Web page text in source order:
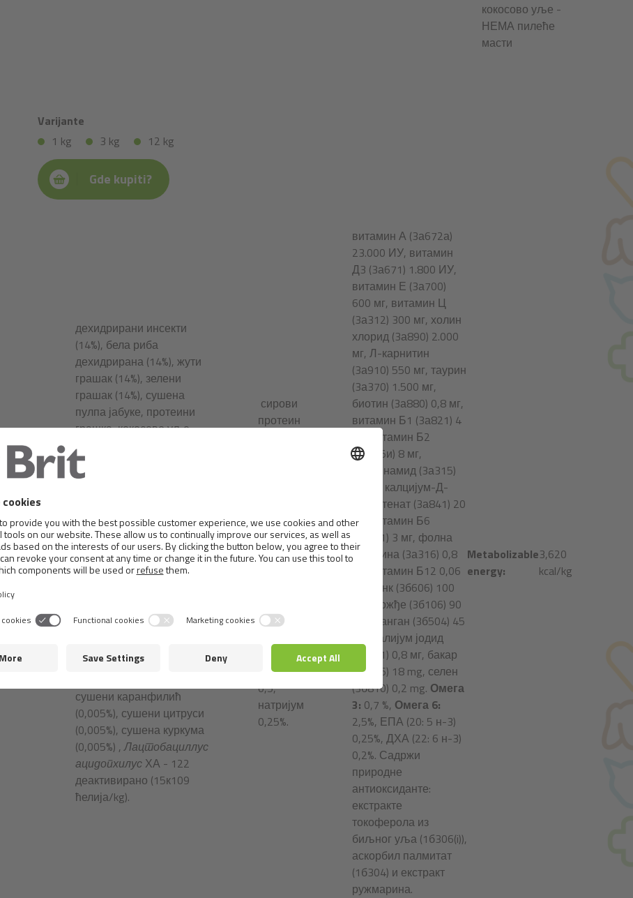
кокосово уље -
НЕМА пилеће
масти
Varijante
1 kg
3 kg 12 kg
Gde kupiti?
Sastav:
дехидрирани инсекти
(14%), бела риба
дехидрирана (14%), жути
грашак (14%), зелени
грашак (14%), сушена
пулпа јабуке, протеини
грашка, кокосово уље
(8%), протеини беле рибе
хидролизовани (4% ),
пивски квасац, уље
глукозамин (0,02%),
хондроитин сулфат
(0,015%), фрукто-
олигосахариди (0,012%),
(0,012%) ), Мојаве иуцца
(0,01%), инулин (0,009%),
(0,005%), сушени
сушени каранфилић
(0,005%), сушени цитруси
(0,005%), сушена куркума
(0,005%) ,Лацтобациллус
ацидопхилусХА - 122
деактивирано (15к109
ћелија/kg).
Analitički
сирови
протеин
10,0%,
сирови
пепео
3,2%,
фосфор
0,5,
натријум
0,25%.
Nutritivni
витамин А (3а672а)
23.000 ИУ, витамин
Д3 (3а671) 1.800 ИУ,
витамин Е (3а700)
600 мг, витамин Ц
(3а312) 300 мг, холин
хлорид (3а890) 2.000
мг, Л-карнитин
(3а910) 550 мг, таурин
(3а370) 1.500 мг,
биотин (3а880) 0,8 мг,
витамин Б1 (3а821) 4
мг, витамин Б2
(3а825и) 8 мг,
ниацинамид (3а315)
25 мг, калцијум-Д-
пантотенат (3а841) 20
мг, витамин Б6
(3а831) 3 мг, фолна
киселина (3а316) 0,8
мг, витамин Б12 0,06
мг, цинк (3б606) 100
мг, гвожђе (3б106) 90
mg, манган (3б504) 45
mg, калијум јодид
(3б201) 0,8 мг, бакар
(3б406) 18 mg, селен
(3б810) 0,2 mg. Омега
3: 0,7 %, Омега 6:
2,5%, ЕПА (20: 5 н-3)
0,25%, ДХА (22: 6 н-3)
0,2%. Садржи
природне
антиоксиданте:
екстракте
токоферола из
биљног уља (1б306(i)),
аскорбил палмитат
(1б304) и екстракт
ружмарина.
Metabolizable
energy:
3,620
kcal/kg